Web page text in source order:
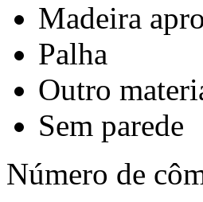
Madeira
Palha
Outro
Sem parede
Número de